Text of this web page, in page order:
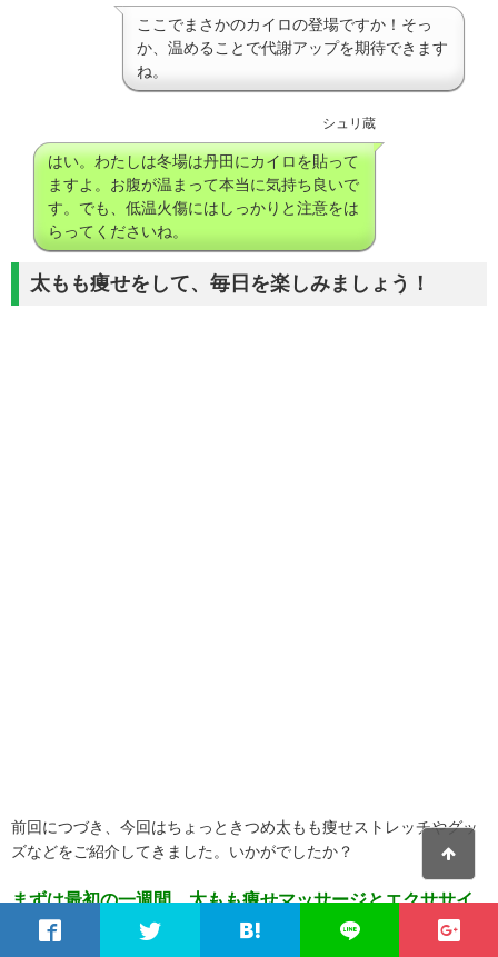
ここでまさかのカイロの登場ですか！そっ
か、温めることで代謝アップを期待できます
ね。
シュリ蔵
はい。わたしは冬場は丹田にカイロを貼って
ますよ。お腹が温まって本当に気持ち良いで
す。でも、低温火傷にはしっかりと注意をは
らってくださいね。
太もも痩せをして、毎日を楽しみましょう！
前回につづき、今回はちょっときつめ太もも痩せストレッチやグッ
ズなどをご紹介してきました。いかがでしたか？
まずは最初の一週間、太もも痩せマッサージとエクササイ
ズを頑張ってみてください。ほんの少しの時間でも、毎日行う